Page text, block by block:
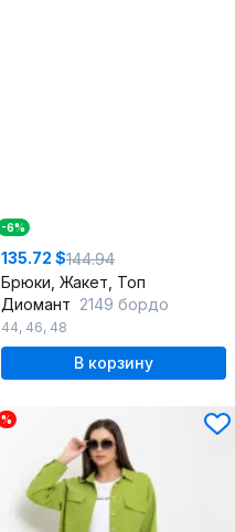
-6%
135.72 $144.94
Брюки, Жакет, Топ
Диомант 2149 бордо
44, 46, 48
В корзину
%